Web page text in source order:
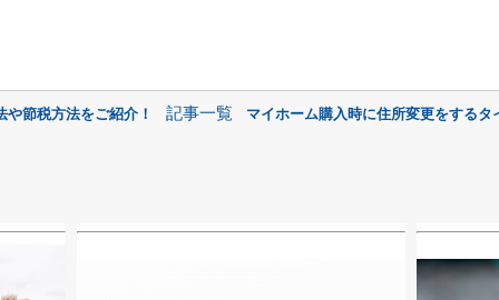
節税方法をご紹介！ 記事一覧 マイホーム購入時に住所変更をする